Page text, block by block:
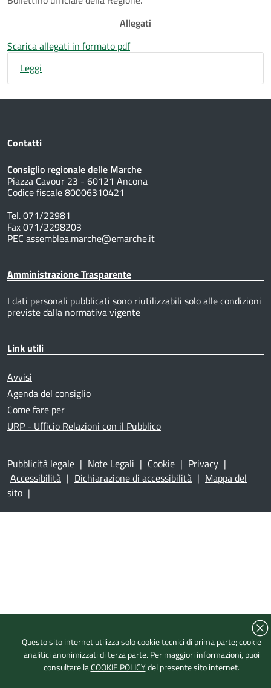
Allegati
Scarica allegati in formato pdf
Leggi
Contatti
Consiglio regionale delle Marche
Piazza Cavour 23 - 60121 Ancona
Codice fiscale 80006310421
Tel. 071/22981
Fax 071/2298203
PEC assemblea.marche@emarche.it
Amministrazione Trasparente
I dati personali pubblicati sono riutilizzabili solo alle condizioni
previste dalla normativa vigente
Link utili
Avvisi
Agenda del consiglio
Come fare per
URP - Ufficio Relazioni con il Pubblico
Pubblicità legale | Note Legali | Cookie | Privacy |
Accessibilità | Dichiarazione di accessibilità | Mappa del
sito |
Questo sito internet utilizza solo cookie tecnici di prima parte; cookie
analitici anonimizzati di terza parte. Per maggiori informazioni, puoi
consultare laCOOKIE POLICYdel presente sito internet.